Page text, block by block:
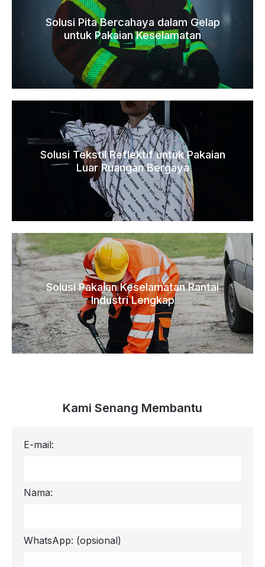
Solusi Pita Bercahaya dalam Gelap
untuk Pakaian Keselamatan
Solusi Tekstil Reflektif untuk Pakaian
Luar Ruangan Bergaya
Solusi Pakaian Keselamatan Rantai
Industri Lengkap
Kami Senang Membantu
E-mail:
Nama:
WhatsApp: (opsional)